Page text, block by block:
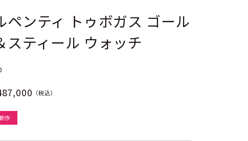
ペンティ トゥボガス ゴール
スティール ウォッチ
（税込）
作